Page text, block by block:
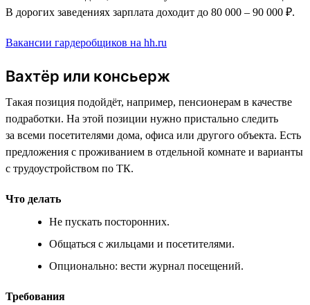
В дорогих заведениях зарплата доходит до 80 000 – 90 000 ₽.
Вакансии гардеробщиков на hh.ru
Вахтёр или консьерж
Такая позиция подойдёт, например, пенсионерам в качестве
подработки. На этой позиции нужно пристально следить
за всеми посетителями дома, офиса или другого объекта. Есть
предложения с проживанием в отдельной комнате и варианты
с трудоустройством по ТК.
Что делать
Не пускать посторонних.
Общаться с жильцами и посетителями.
Опционально: вести журнал посещений.
Требования